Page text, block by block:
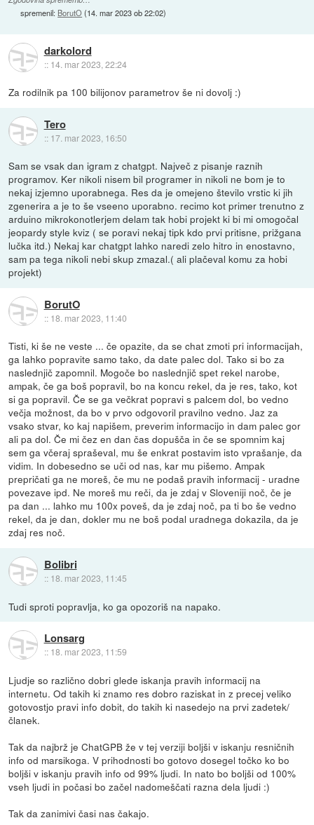
spremenil: BorutO(14. mar 2023 ob 22:02)
darkolord
:: 14. mar 2023, 22:24
Za rodilnik pa 100 bilijonov parametrov še ni dovolj :)
Tero
:: 17. mar 2023, 16:50
Sam se vsak dan igram z chatgpt. Največ z pisanje raznih
programov. Ker nikoli nisem bil programer in nikoli ne bom je to
nekaj izjemno uporabnega. Res da je omejeno število vrstic ki jih
zgenerira a je to še vseeno uporabno. recimo kot primer trenutno z
arduino mikrokonotlerjem delam tak hobi projekt ki bi mi omogočal
jeopardy style kviz ( se poravi nekaj tipk kdo prvi pritisne, prižgana
lučka itd.) Nekaj kar chatgpt lahko naredi zelo hitro in enostavno,
sam pa tega nikoli nebi skup zmazal.( ali plačeval komu za hobi
projekt)
BorutO
:: 18. mar 2023, 11:40
Tisti, ki še ne veste ... če opazite, da se chat zmoti pri informacijah,
ga lahko popravite samo tako, da date palec dol. Tako si bo za
naslednjič zapomnil. Mogoče bo naslednjič spet rekel narobe,
ampak, če ga boš popravil, bo na koncu rekel, da je res, tako, kot
si ga popravil. Če se ga večkrat popravi s palcem dol, bo vedno
večja možnost, da bo v prvo odgovoril pravilno vedno. Jaz za
vsako stvar, ko kaj napišem, preverim informacijo in dam palec gor
ali pa dol. Če mi čez en dan čas dopušča in če se spomnim kaj
sem ga včeraj spraševal, mu še enkrat postavim isto vprašanje, da
vidim. In dobesedno se uči od nas, kar mu pišemo. Ampak
prepričati ga ne moreš, če mu ne podaš pravih informacij - uradne
povezave ipd. Ne moreš mu reči, da je zdaj v Sloveniji noč, če je
pa dan ... lahko mu 100x poveš, da je zdaj noč, pa ti bo še vedno
rekel, da je dan, dokler mu ne boš podal uradnega dokazila, da je
zdaj res noč.
Bolibri
:: 18. mar 2023, 11:45
Tudi sproti popravlja, ko ga opozoriš na napako.
Lonsarg
:: 18. mar 2023, 11:59
Ljudje so različno dobri glede iskanja pravih informacij na
internetu. Od takih ki znamo res dobro raziskat in z precej veliko
gotovostjo pravi info dobit, do takih ki nasedejo na prvi zadetek/
članek.
Tak da najbrž je ChatGPB že v tej verziji boljši v iskanju resničnih
info od marsikoga. V prihodnosti bo gotovo dosegel točko ko bo
boljši v iskanju pravih info od 99% ljudi. In nato bo boljši od 100%
vseh ljudi in počasi bo začel nadomeščati razna dela ljudi :)
Tak da zanimivi časi nas čakajo.